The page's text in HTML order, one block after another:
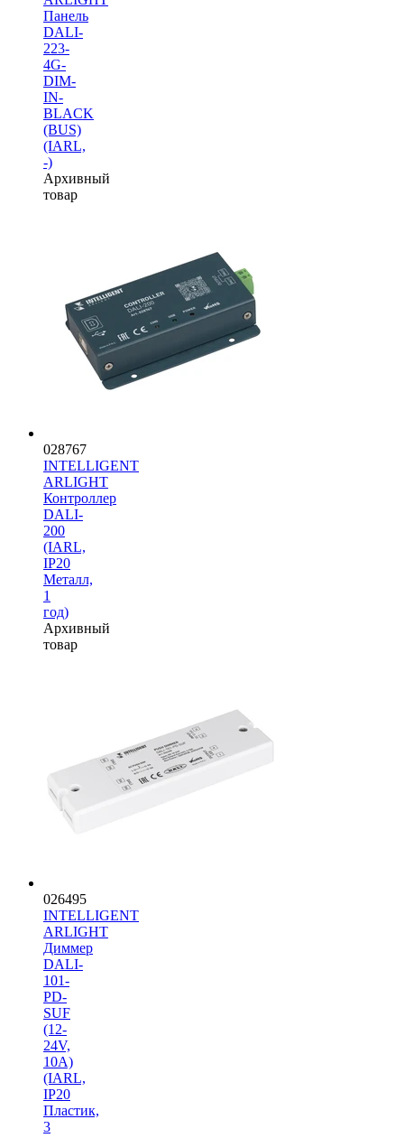
Панель
DALI-
223-
4G-
DIM-
IN-
BLACK
(BUS)
(IARL,
-)
Архивный
товар
028767
INTELLIGENT
ARLIGHT
Контроллер
DALI-
200
(IARL,
IP20
Металл,
1
год)
Архивный
товар
026495
INTELLIGENT
ARLIGHT
Диммер
DALI-
101-
PD-
SUF
(12-
24V,
10A)
(IARL,
IP20
Пластик,
3